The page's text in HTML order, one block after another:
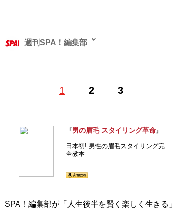
1 2 3
週刊SPA！編集部
『男の眉毛 スタイリング革命』
日本初! 男性の眉毛スタイリング完
全教本
SPA！編集部が「人生後半を賢く楽しく生きる」